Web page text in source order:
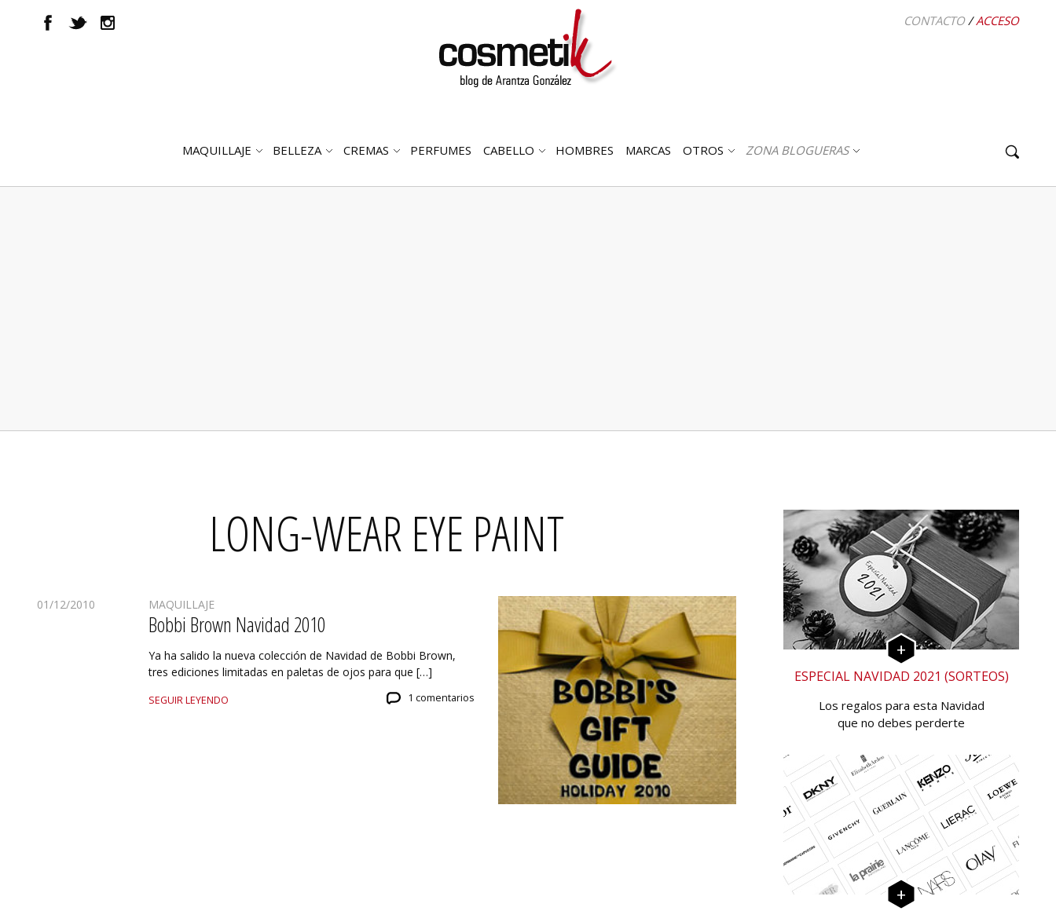
ABRIR
MAQUILLAJE
ABRIR
BELLEZA
ABRIR
CREMAS PERFUMES
ABRIR
CABELLO HOMBRES MARCAS
ABRIR
OTROS ZONA BLOGUERAS
CONTACTO/ACCESO
LONG-WEAR EYE PAINT
01/12/2010 MAQUILLAJE
Bobbi Brown Navidad 2010
Ya ha salido la nueva colección de Navidad de Bobbi Brown,
tres ediciones limitadas en paletas de ojos para que […]
SEGUIR LEYENDO 1 comentarios
ESPECIAL NAVIDAD 2021 (SORTEOS)
Los regalos para esta Navidad
que no debes perderte